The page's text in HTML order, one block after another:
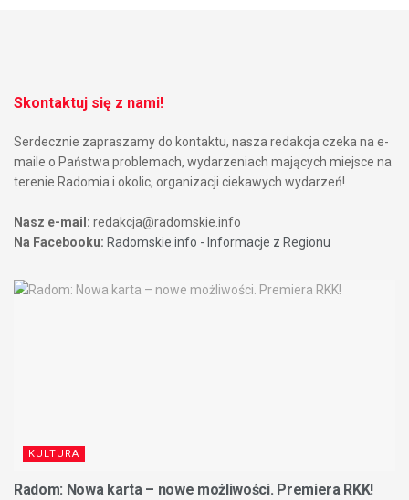
Skontaktuj się z nami!
Serdecznie zapraszamy do kontaktu, nasza redakcja czeka na e-
maile o Państwa problemach, wydarzeniach mających miejsce na
terenie Radomia i okolic, organizacji ciekawych wydarzeń!
Nasz e-mail: redakcja@radomskie.info
Na Facebooku: Radomskie.info - Informacje z Regionu
KULTURA
Radom: Nowa karta – nowe możliwości. Premiera RKK!